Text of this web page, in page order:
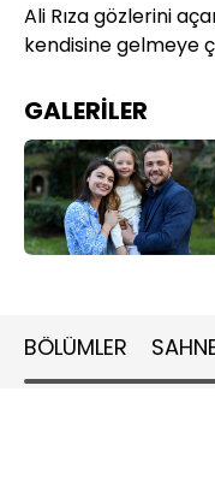
Ali Rıza gözlerini
kendisine gelmeye
GALERİLER
BÖLÜMLER